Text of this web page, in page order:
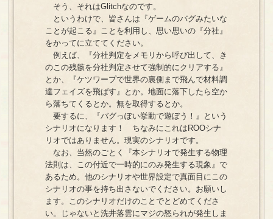
そう、それはGlitchなのです。
というわけで、皆さんは『ゲームのバグみたいな
ことが起こる』ことを利用し、思い思いの『分社』
をかってに立ててください。
例えば、『分社判定をメモリから呼び出して、き
のこの残骸を分社判定させて強制的にクリアする』
とか、『ケツワープで世界の裏側まで飛んで材料調
達フェイズを飛ばす』とか。地面に落下したら空か
ら落ちてくるとか。無を取得するとか。
要するに、『バグっぽい挙動で遊ぼう！』という
シナリオになります！ ちなみにこれはROOシナ
リオではありません。現実のシナリオです。
なお、当然のごとく『本シナリオで発生する物理
法則は、この付近で一時的にのみ発生する現象』で
あるため。他のシナリオや世界設定で真面目にこの
シナリオの事を持ち出さないでください。お願いし
ます。このシナリオだけのことでとどめてくださ
い。じゃないと洗井落雲にマジの怒られが発生しま